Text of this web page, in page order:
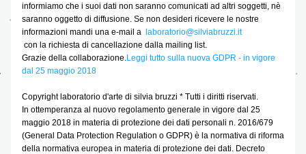
informiamo che i suoi dati non saranno comunicati ad altri soggetti, nè
saranno oggetto di diffusione. Se non desideri ricevere le nostre
informazioni mandi una e-mail a
laboratorio@silviabruzzi.it
con la richiesta di cancellazione dalla mailing list.
Grazie della collaborazione.Leggi tutto sulla nuova GDPR - in vigore
dal 25 maggio 2018
Copyright laboratorio d'arte di silvia bruzzi * Tutti i diritti riservati.
In ottemperanza al nuovo regolamento generale in vigore dal 25
maggio 2018 in materia di protezione dei dati personali n. 2016/679
(General Data Protection Regulation o GDPR) è la normativa di riforma
della normativa europea in materia di protezione dei dati. Decreto